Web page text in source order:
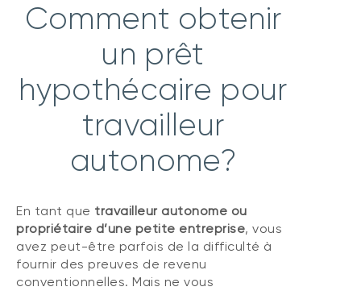
Comment obtenir
un prêt
hypothécaire pour
travailleur
autonome?
En tant que travailleur autonome ou
propriétaire d’une petite entreprise, vous
avez peut-être parfois de la difficulté à
fournir des preuves de revenu
conventionnelles. Mais ne vous